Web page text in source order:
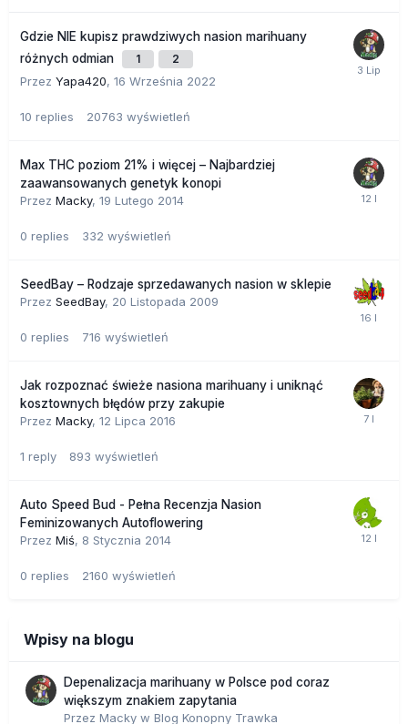
Gdzie NIE kupisz prawdziwych nasion marihuany
różnych odmian
1 2
Przez Yapa420, 16 Września 2022
10 replies 20763 wyświetleń
Max THC poziom 21% i więcej – Najbardziej
zaawansowanych genetyk konopi
Przez Macky, 19 Lutego 2014
0 replies 332 wyświetleń
SeedBay – Rodzaje sprzedawanych nasion w sklepie
Przez SeedBay, 20 Listopada 2009
0 replies 716 wyświetleń
Jak rozpoznać świeże nasiona marihuany i uniknąć
kosztownych błędów przy zakupie
Przez Macky, 12 Lipca 2016
1 reply 893 wyświetleń
Auto Speed Bud - Pełna Recenzja Nasion
Feminizowanych Autoflowering
Przez Miś, 8 Stycznia 2014
0 replies 2160 wyświetleń
Wpisy na blogu
Depenalizacja marihuany w Polsce pod coraz
większym znakiem zapytania
Przez Macky w Blog Konopny Trawka